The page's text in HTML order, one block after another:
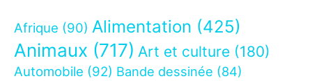
Afrique (90) Alimentation (425)
Animaux (717) Art et culture (180)
Automobile (92) Bande dessinée (84)